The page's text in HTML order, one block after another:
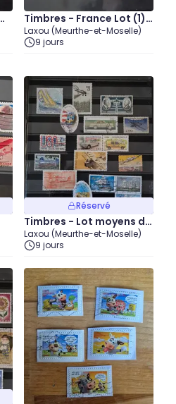
Timbres - France Lot (1) -
Neuf (28 juillet)
Laxou (Meurthe-et-Moselle)
9 jours
Réservé
Timbres - Lot moyens de
transports - divers pays
Laxou (Meurthe-et-Moselle)
9 jours